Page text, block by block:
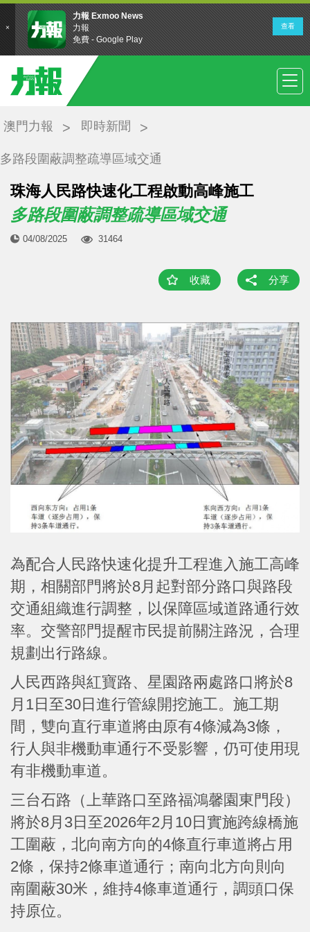
澳門力報 即時新聞
多路段圍蔽調整疏導區域交通
珠海人民路快速化工程啟動高峰施工
多路段圍蔽調整疏導區域交通
04/08/2025 31464
收藏 分享
為配合人民路快速化提升工程進入施工高峰
期，相關部門將於8月起對部分路口與路段
交通組織進行調整，以保障區域道路通行效
率。交警部門提醒市民提前關注路況，合理
規劃出行路線。
人民西路與紅寶路、星園路兩處路口將於8
月1日至30日進行管線開挖施工。施工期
間，雙向直行車道將由原有4條減為3條，
行人與非機動車通行不受影響，仍可使用現
有非機動車道。
三台石路（上華路口至路福鴻馨園東門段）
將於8月3日至2026年2月10日實施跨線橋施
工圍蔽，北向南方向的4條直行車道將占用
2條，保持2條車道通行；南向北方向則向
南圍蔽30米，維持4條車道通行，調頭口保
持原位。